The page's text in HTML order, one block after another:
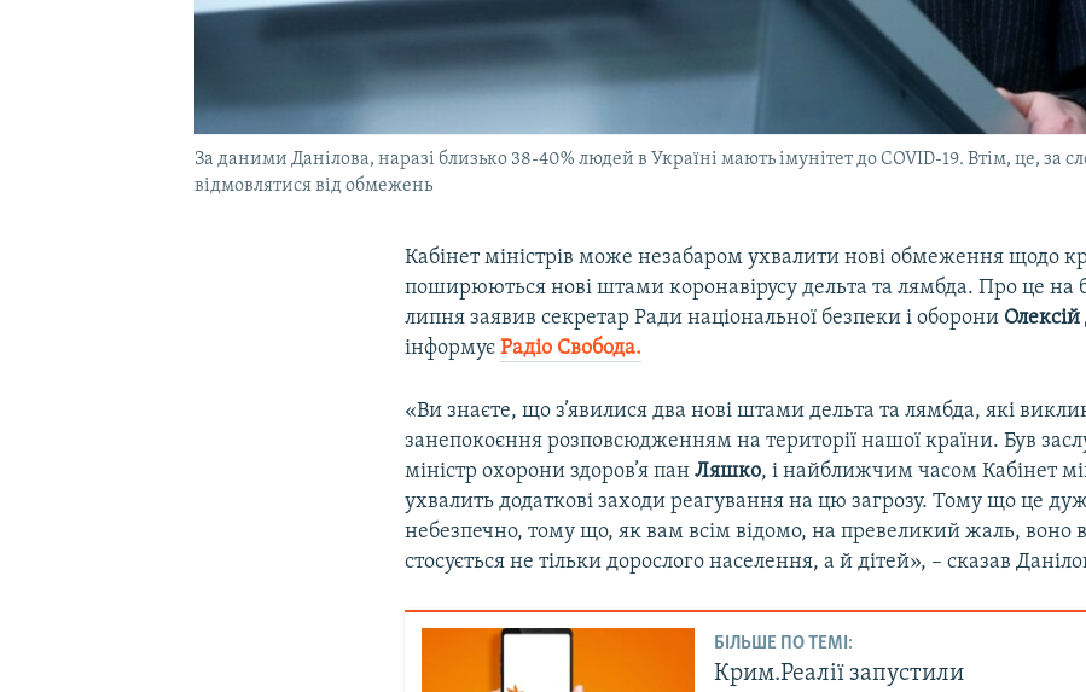
За даними Данілова, наразі близько 38-40% людей в Україні мають імунітет до COVID-19. Втім, це, за
відмовлятися від обмежень
Кабінет міністрів може незабаром ухвалити нові обмеження щодо
поширюються нові штами коронавірусу дельта та лямбда. Про це на
липня заявив секретар Ради національної безпеки і оборони
інформуєРадіо Свобода.
«Ви знаєте, що з’явилися два нові штами дельта та лямбда, які
занепокоєння розповсюдженням на території нашої країни. Був
міністр охорони здоров’я панЛяшко, і найближчим часом Кабінет
ухвалить додаткові заходи реагування на цю загрозу. Тому що це
небезпечно, тому що, як вам всім відомо, на превеликий жаль, воно
стосується не тільки дорослого населення, а й дітей», – сказав
БІЛЬШЕ ПО ТЕМІ:
Крим.Реалії запустили